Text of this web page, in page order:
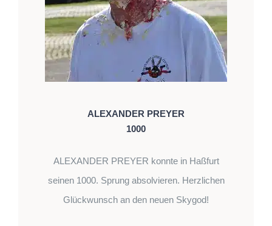
ALEXANDER PREYER
1000
ALEXANDER PREYER konnte in Haßfurt
seinen 1000. Sprung absolvieren. Herzlichen
Glückwunsch an den neuen Skygod!